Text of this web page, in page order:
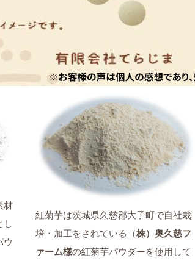
材
し
ウ
紅菊芋は茨城県久慈郡大子町で自社栽
培・加工をされている（株）奥久慈フ
ァーム様の紅菊芋パウダーを使用して